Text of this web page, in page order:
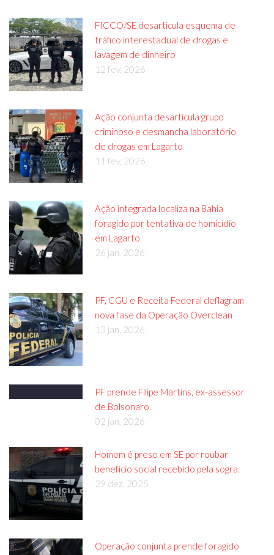
FICCO/SE desarticula esquema de
tráfico interestadual de drogas e
lavagem de dinheiro
12 fev, 2026
Ação conjunta desarticula grupo
criminoso e desmancha laboratório
de drogas em Lagarto
11 fev, 2026
Ação integrada localiza na Bahia
foragido por tentativa de homicídio
em Lagarto
26 jan, 2026
PF, CGU e Receita Federal deflagram
nova fase da Operação Overclean
13 jan, 2026
PF prende Filipe Martins, ex-assessor
de Bolsonaro.
02 jan, 2026
Homem é preso em SE por roubar
benefício social recebido pela sogra.
29 dez, 2025
Operação conjunta prende foragido